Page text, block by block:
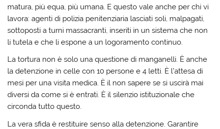
matura, più equa, più umana. E questo vale anche per chi vi
lavora: agenti di polizia penitenziaria lasciati soli, malpagati,
sottoposti a turni massacranti, inseriti in un sistema che non
li tutela e che li espone a un logoramento continuo.
La tortura non è solo una questione di manganelli. È anche
la detenzione in celle con 10 persone e 4 letti. È l’attesa di
mesi per una visita medica. È il non sapere se si uscirà mai
diversi da come si è entrati. È il silenzio istituzionale che
circonda tutto questo.
La vera sfida è restituire senso alla detenzione. Garantire